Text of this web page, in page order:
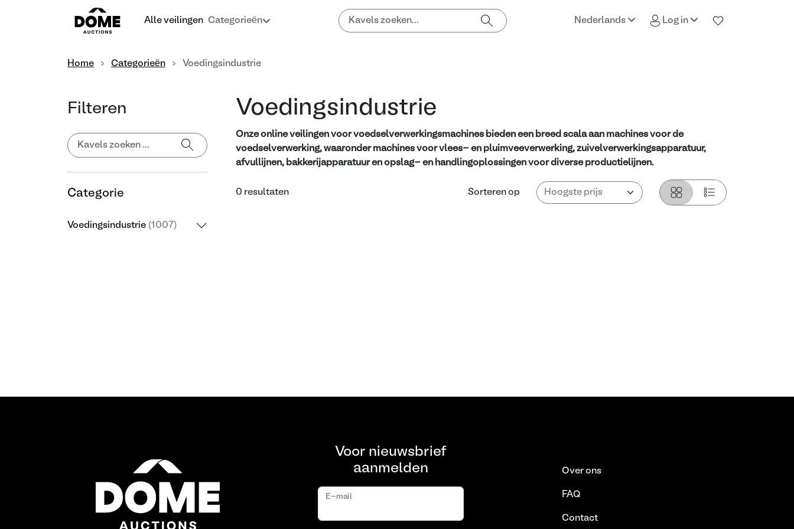
Alle veilingen Categorieën Nederlands Log in
Home Categorieën Voedingsindustrie
Filteren
Categorie
Voedingsindustrie (1007)
Voedingsindustrie
Onze online veilingen voor voedselverwerkingsmachines bieden een breed scala aan machines voor de
voedselverwerking, waaronder machines voor vlees- en pluimveeverwerking, zuivelverwerkingsapparatuur,
afvullijnen, bakkerijapparatuur en opslag- en handlingoplossingen voor diverse productielijnen.
0 resultaten Sorteren op
Voor nieuwsbrief
aanmelden
E-mail
Over ons
FAQ
Contact